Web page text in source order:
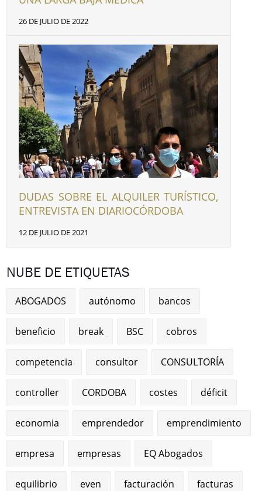
26 DE JULIO DE 2022
DUDAS SOBRE EL ALQUILER TURÍSTICO,
ENTREVISTA EN DIARIOCÓRDOBA
12 DE JULIO DE 2021
NUBE DE ETIQUETAS
ABOGADOS autónomo bancos
beneficio break BSC cobros
competencia consultor CONSULTORÍA
controller CORDOBA costes déficit
economia emprendedor emprendimiento
empresa empresas EQ Abogados
equilibrio even facturación facturas